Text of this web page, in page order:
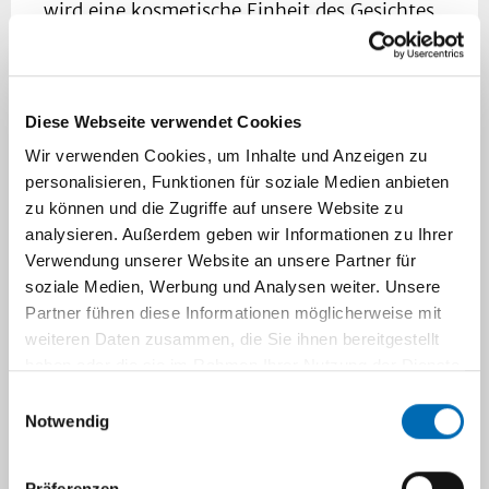
Diese Webseite verwendet Cookies
Wir verwenden Cookies, um Inhalte und Anzeigen zu
personalisieren, Funktionen für soziale Medien anbieten
zu können und die Zugriffe auf unsere Website zu
analysieren. Außerdem geben wir Informationen zu Ihrer
Verwendung unserer Website an unsere Partner für
soziale Medien, Werbung und Analysen weiter. Unsere
Partner führen diese Informationen möglicherweise mit
weiteren Daten zusammen, die Sie ihnen bereitgestellt
Notwendig
wird eine kosmetische Einheit des Gesichtes
und mittlere Falten sowie braune Flecken
verschwunden. In der Regel entstehen
keinerlei Narben, lediglich eine
vorübergehende Rötung wie bei einem
Sonnenbrand sind möglich. Im Gegensatz
zum konventionellen Facelift ist bei diesem
Verfahren keine Operation notwendig, die
natürliche Mimik bleibt bei verbessertem
Hautrelief vollständig erhalten. Die
durchgeführt werden. Nach der ersten